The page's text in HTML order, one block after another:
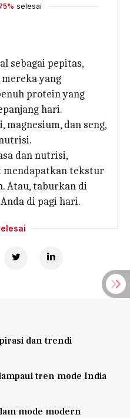
selesai
sebagai pepitas,
yang
protein yang
hari.
magnesium, dan seng,
dan nutrisi,
mendapatkan tekstur
Atau, taburkan di
di pagi hari.
dan trendi
tren mode India
mode modern